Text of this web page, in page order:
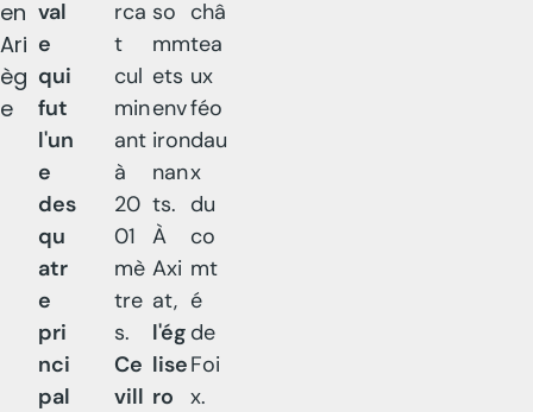
en
Ari
èg
e
val
e
qui
fut
l'un
e
des
qu
atr
e
pri
nci
pal
rca
t
cul
min
ant
à
20
01
mè
tre
s.
Ce
vill
so
mm
ets
env
iron
nan
ts.
À
Axi
at,
l'ég
lise
ro
châ
tea
ux
féo
dau
x
du
co
mt
é
de
Foi
x.